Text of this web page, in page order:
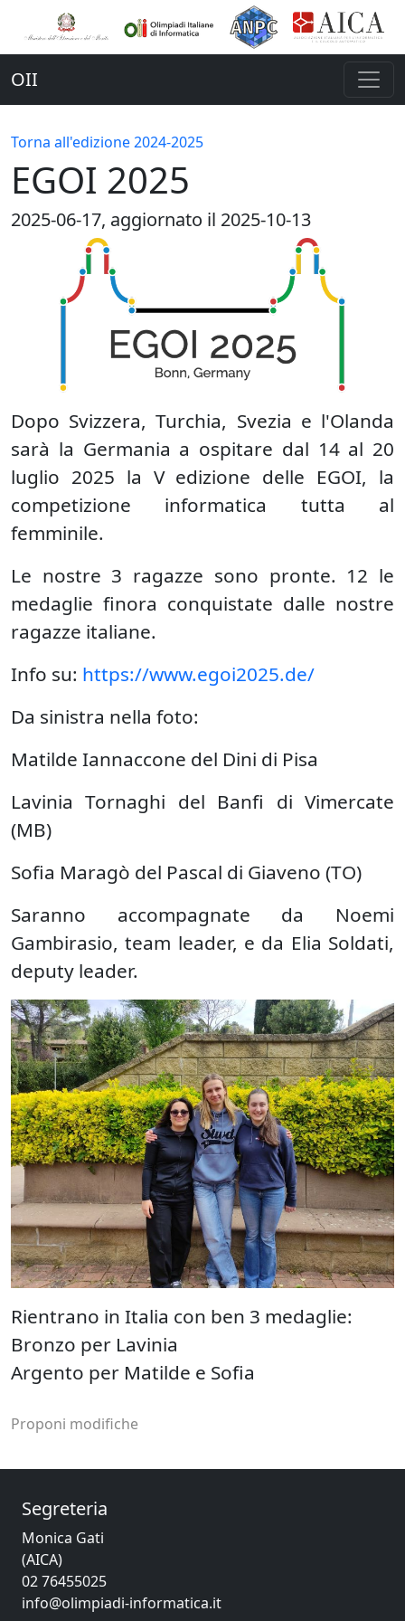
OII
Torna all'edizione 2024-2025
EGOI 2025
2025-06-17, aggiornato il 2025-10-13
Dopo Svizzera, Turchia, Svezia e l'Olanda
sarà la Germania a ospitare dal 14 al 20
luglio 2025 la V edizione delle EGOI, la
competizione informatica tutta al
femminile.
Le nostre 3 ragazze sono pronte. 12 le
medaglie finora conquistate dalle nostre
ragazze italiane.
Info su: https://www.egoi2025.de/
Da sinistra nella foto:
Matilde Iannaccone del Dini di Pisa
Lavinia Tornaghi del Banfi di Vimercate
(MB)
Sofia Maragò del Pascal di Giaveno (TO)
Saranno accompagnate da Noemi
Gambirasio, team leader, e da Elia Soldati,
deputy leader.
Rientrano in Italia con ben 3 medaglie:
Bronzo per Lavinia
Argento per Matilde e Sofia
Proponi modifiche
Segreteria
Monica Gati
(AICA)
02 76455025
info@olimpiadi-informatica.it